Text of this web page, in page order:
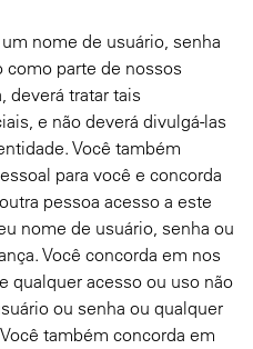
nome de usuário, senha
como parte de nossos
deverá tratar tais
e não deverá divulgá-las
Você também
para você e concorda
pessoa acesso a este
nome de usuário, senha ou
Você concorda em nos
qualquer acesso ou uso não
ou senha ou qualquer
também concorda em